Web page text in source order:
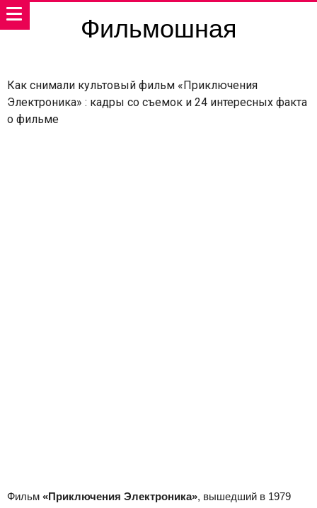
Фильмошная
Как снимали культовый фильм «Приключения
Электроника» : кадры со съемок и 24 интересных факта
о фильме
Фильм «Приключения Электроника», вышедший в 1979